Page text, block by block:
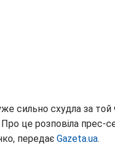
сильно схудла за той
це розповіла прес-
передає Gazeta.ua.